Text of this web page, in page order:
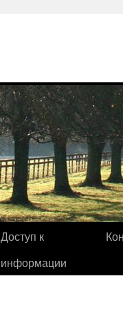
Доступ к
информации